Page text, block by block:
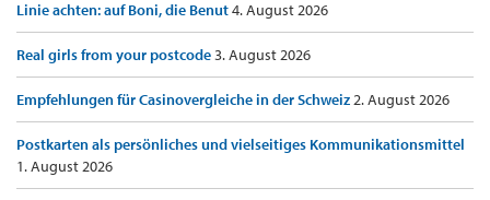
Linie achten: auf Boni, die Benut4. August 2026
Real girls from your postcode3. August 2026
Empfehlungen für Casinovergleiche in der Schweiz2. August 2026
Postkarten als persönliches und vielseitiges Kommunikationsmittel
1. August 2026